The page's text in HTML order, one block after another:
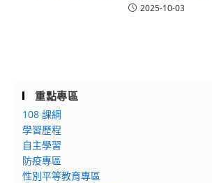
2025-10-03
重點專區
108 課綱
學習歷程
自主學習
防疫專區
性別平等教育專區